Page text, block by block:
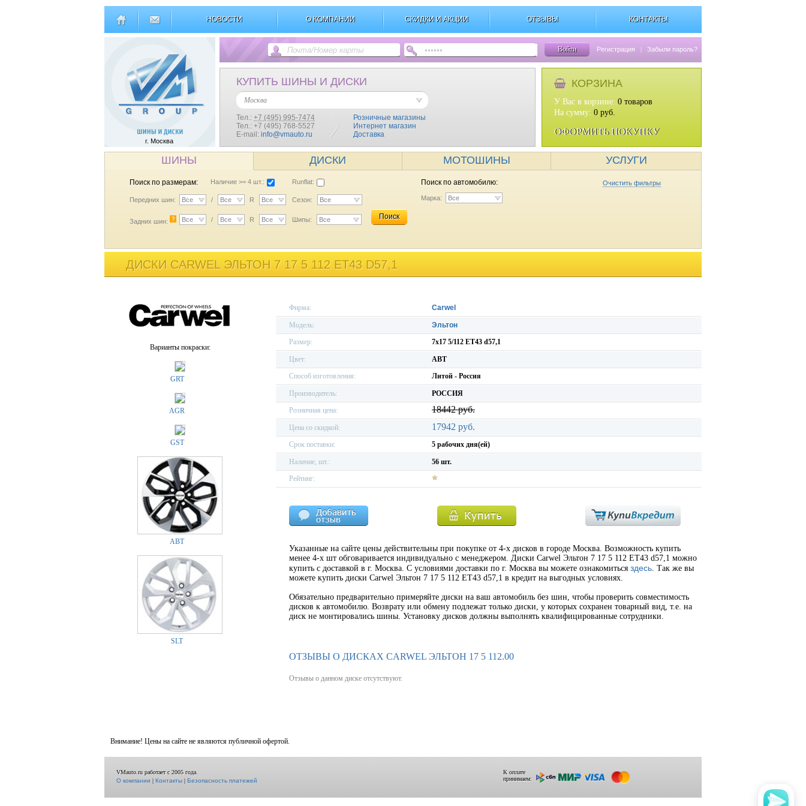
НОВОСТИ О КОМПАНИИ СКИДКИ И АКЦИИ ОТЗЫВЫ КОНТАКТЫ
г. Москва
Войти Регистрация | Забыли пароль?
КУПИТЬ ШИНЫ И ДИСКИ
Москва
Тел.: +7 (495) 995-7474
Тел.: +7 (495) 768-5527
E-mail: info@vmauto.ru
Розничные магазины
Интернет магазин
Доставка
КОРЗИНА
У Вас в корзине: 0 товаров
На сумму: 0 руб.
ОФОРМИТЬ ПОКУПКУ
ШИНЫ ДИСКИ МОТОШИНЫ УСЛУГИ
Поиск по размерам: Наличие >= 4 шт.: Runflat:
Передних шин: Все / Все R Все Сезон: Все
Задних шин: ? Все / Все R Все Шипы: Все Поиск
Поиск по автомобилю: Очистить фильтры
Марка: Все
ДИСКИ CARWEL ЭЛЬТОН 7 17 5 112 ET43 D57,1
Варианты покраски:
GRT
AGR
GST
ABT
SLT
Фирма: Carwel
Модель:
Эльтон
Размер:
7x17 5/112 ET43 d57,1
Цвет:
ABT
Способ изготовления:
Литой - Россия
Производитель:
РОССИЯ
Розничная цена:
18442 руб.
Цена со скидкой: 17942 руб.
Срок поставки: 5 рабочих дня(ей)
Наличие, шт.:
56 шт.
Рейтинг:
Указанные на сайте цены действительны при покупке от 4-х дисков в городе Москва. Возможность купить
менее 4-х шт обговаривается индивидуально с менеджером. Диски Carwel Эльтон 7 17 5 112 ET43 d57,1 можно
купить с доставкой в г. Москва. С условиями доставки по г. Москва вы можете ознакомиться здесь. Так же вы
можете купить диски Carwel Эльтон 7 17 5 112 ET43 d57,1 в кредит на выгодных условиях.
Обязательно предварительно примеряйте диски на ваш автомобиль без шин, чтобы проверить совместимость
дисков к автомобилю. Возврату или обмену подлежат только диски, у которых сохранен товарный вид, т.е. на
диск не монтировались шины. Установку дисков должны выполнять квалифицированные сотрудники.
ОТЗЫВЫ О ДИСКАХ CARWEL ЭЛЬТОН 17 5 112.00
Отзывы о данном диске отсутствуют.
Внимание! Цены на сайте не являются публичной офертой.
VMauto.ru работает с 2005 года.
О компании|Контакты|Безопасность платежей
К оплате
принимаем: